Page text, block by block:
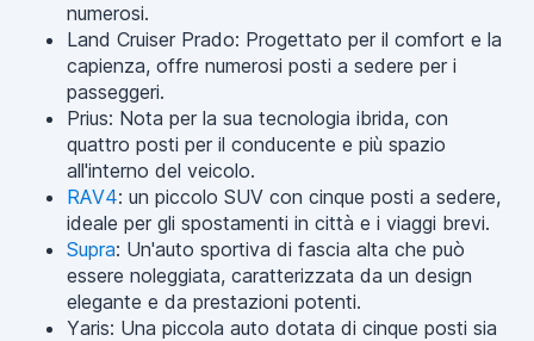
numerosi.
Land Cruiser Prado: Progettato per il comfort e la
capienza, offre numerosi posti a sedere per i
passeggeri.
Prius: Nota per la sua tecnologia ibrida, con
quattro posti per il conducente e più spazio
all'interno del veicolo.
RAV4: un piccolo SUV con cinque posti a sedere,
ideale per gli spostamenti in città e i viaggi brevi.
Supra: Un'auto sportiva di fascia alta che può
essere noleggiata, caratterizzata da un design
elegante e da prestazioni potenti.
Yaris: Una piccola auto dotata di cinque posti sia